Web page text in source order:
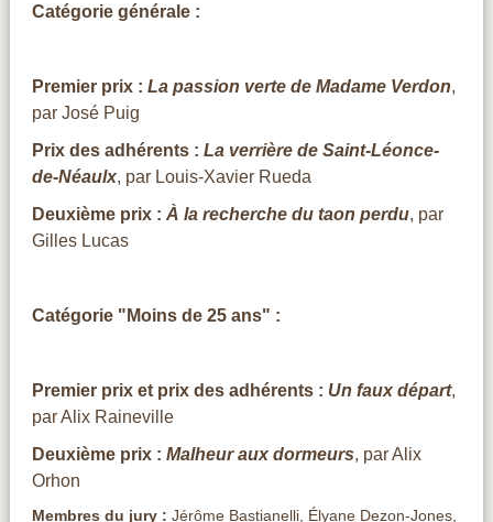
Catégorie générale :
Premier prix : La passion verte de Madame Verdon,
par José Puig
Prix des adhérents : La verrière de Saint-Léonce-
de-Néaulx, par Louis-Xavier Rueda
Deuxième prix : À la recherche du taon perdu, par
Gilles Lucas
Catégorie "Moins de 25 ans" :
Premier prix et prix des adhérents : Un faux départ,
par Alix Raineville
Deuxième prix : Malheur aux dormeurs, par Alix
Orhon
Membres du jury : Jérôme Bastianelli, Élyane Dezon-Jones,